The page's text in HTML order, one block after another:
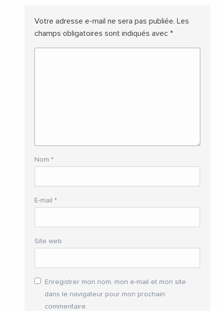
Votre adresse e-mail ne sera pas publiée. Les
champs obligatoires sont indiqués avec *
Nom *
E-mail *
Site web
Enregistrer mon nom, mon e-mail et mon site
dans le navigateur pour mon prochain
commentaire.